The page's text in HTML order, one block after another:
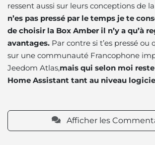
ressent aussi sur leurs conceptions de
n’es pas pressé par le temps je te
de choisir la Box Amber il n’y a qu’à
avantages. Par contre si t’es pressé
sur une communauté Francophone
Jeedom Atlas,mais qui selon moi
Home Assistant tant au niveau
Afficher les